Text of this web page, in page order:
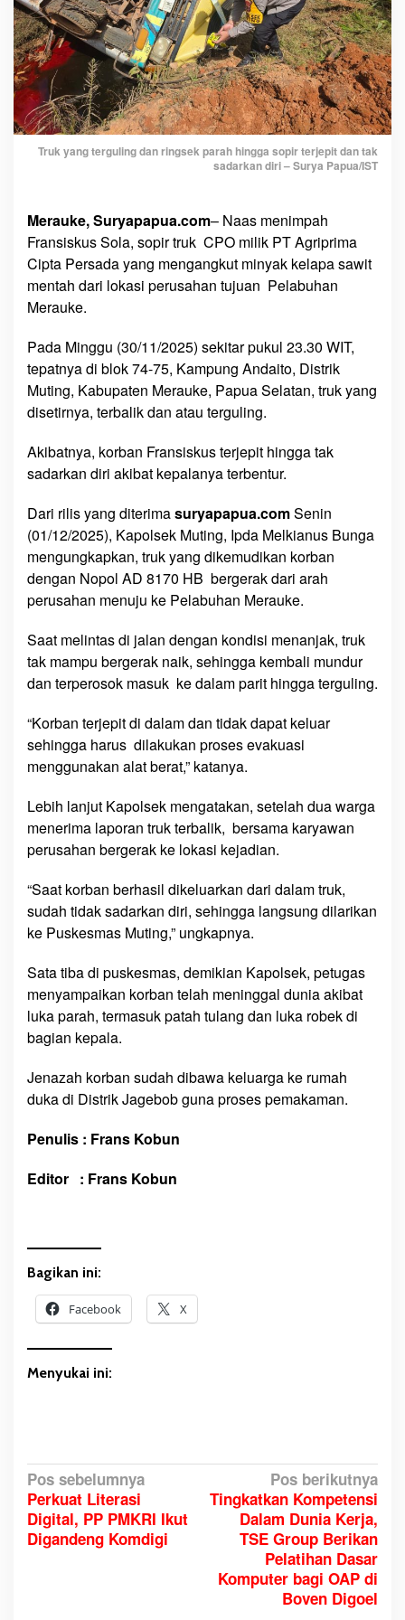
g
d
a
n
R
i
g
k
P
a
r
,
F
a
n
i
s
u
s
S
o
l
T
e
w
s
T
e
p
Truk yang terguling dan ringsek parah hingga sopir terjepit dan tak
sadarkan diri – Surya Papua/IST
Merauke, Suryapapua.com– Naas menimpah
Fransiskus Sola, sopir truk CPO milik PT Agriprima
Cipta Persada yang mengangkut minyak kelapa sawit
mentah dari lokasi perusahan tujuan Pelabuhan
Merauke.
Pada Minggu (30/11/2025) sekitar pukul 23.30 WIT,
tepatnya di blok 74-75, Kampung Andaito, Distrik
Muting, Kabupaten Merauke, Papua Selatan, truk yang
disetirnya, terbalik dan atau terguling.
Akibatnya, korban Fransiskus terjepit hingga tak
sadarkan diri akibat kepalanya terbentur.
Dari rilis yang diterimasuryapapua.comSenin
(01/12/2025), Kapolsek Muting, Ipda Melkianus Bunga
mengungkapkan, truk yang dikemudikan korban
dengan Nopol AD 8170 HB bergerak dari arah
perusahan menuju ke Pelabuhan Merauke.
Saat melintas di jalan dengan kondisi menanjak, truk
tak mampu bergerak naik, sehingga kembali mundur
dan terperosok masuk ke dalam parit hingga terguling.
“Korban terjepit di dalam dan tidak dapat keluar
sehingga harus dilakukan proses evakuasi
menggunakan alat berat,” katanya.
Lebih lanjut Kapolsek mengatakan, setelah dua warga
menerima laporan truk terbalik, bersama karyawan
perusahan bergerak ke lokasi kejadian.
“Saat korban berhasil dikeluarkan dari dalam truk,
sudah tidak sadarkan diri, sehingga langsung dilarikan
ke Puskesmas Muting,” ungkapnya.
Sata tiba di puskesmas, demikian Kapolsek, petugas
menyampaikan korban telah meninggal dunia akibat
luka parah, termasuk patah tulang dan luka robek di
bagian kepala.
Jenazah korban sudah dibawa keluarga ke rumah
duka di Distrik Jagebob guna proses pemakaman.
Penulis : Frans Kobun
Editor : Frans Kobun
Bagikan ini:
Facebook X
Menyukai ini:
N
a
v
i
Pos sebelumnya
Perkuat Literasi
Digital, PP PMKRI Ikut
Digandeng Komdigi
Pos berikutnya
Tingkatkan Kompetensi
Dalam Dunia Kerja,
TSE Group Berikan
Pelatihan Dasar
Komputer bagi OAP di
Boven Digoel